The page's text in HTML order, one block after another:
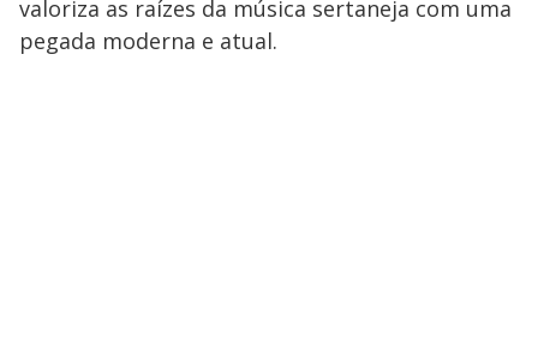
valoriza as raízes da música sertaneja com uma
pegada moderna e atual.